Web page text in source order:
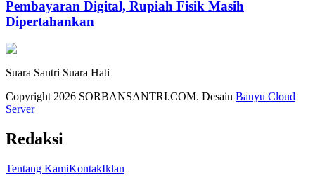
Pembayaran Digital, Rupiah Fisik Masih
Dipertahankan
Suara Santri Suara Hati
Copyright 2026 SORBANSANTRI.COM. Desain Banyu Cloud
Server
Redaksi
Tentang KamiKontakIklan